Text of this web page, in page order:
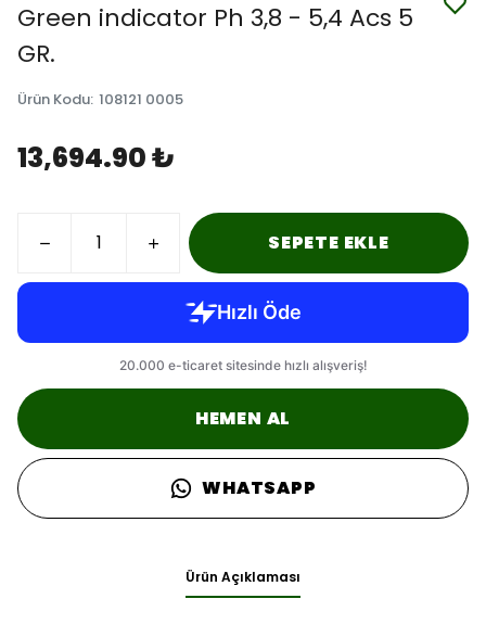
Green indicator Ph 3,8 - 5,4 Acs 5
GR.
Ürün Kodu: 108121 0005
13,694.90 ₺
SEPETE EKLE
HEMEN AL
WHATSAPP
Ürün Açıklaması